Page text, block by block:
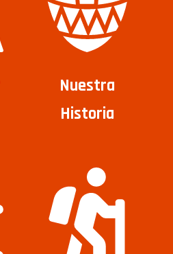
Nuestra
Historia